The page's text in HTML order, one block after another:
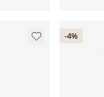
-4%